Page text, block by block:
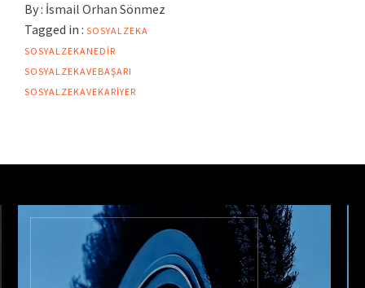
By : İsmail Orhan Sönmez
Tagged in : SOSYALZEKA
SOSYALZEKANEDIR
SOSYALZEKAVEBAŞARI
SOSYALZEKAVEKARIYER